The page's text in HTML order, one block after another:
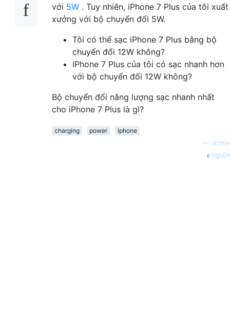
với 5W . Tuy nhiên, iPhone 7 Plus của tôi xuất
xưởng với bộ chuyển đổi 5W.
Tôi có thể sạc iPhone 7 Plus bằng bộ
chuyển đổi 12W không?
IPhone 7 Plus của tôi có sạc nhanh hơn
với bộ chuyển đổi 12W không?
Bộ chuyển đổi năng lượng sạc nhanh nhất
cho iPhone 7 Plus là gì?
charging power
iphone
orome
nguồn